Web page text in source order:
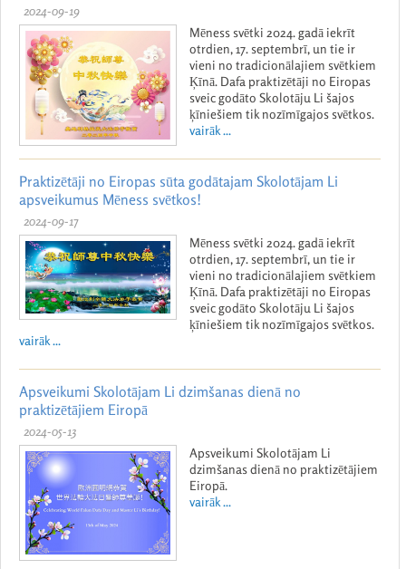
2024-09-19
Mēness svētki 2024. gadā iekrīt
otrdien, 17. septembrī, un tie ir
vieni no tradicionālajiem svētkiem
Ķīnā. Dafa praktizētāji no Eiropas
sveic godāto Skolotāju Li šajos
ķīniešiem tik nozīmīgajos svētkos.
vairāk ...
Praktizētāji no Eiropas sūta godātajam Skolotājam Li
apsveikumus Mēness svētkos!
2024-09-17
Mēness svētki 2024. gadā iekrīt
otrdien, 17. septembrī, un tie ir
vieni no tradicionālajiem svētkiem
Ķīnā. Dafa praktizētāji no Eiropas
sveic godāto Skolotāju Li šajos
ķīniešiem tik nozīmīgajos svētkos.
vairāk ...
Apsveikumi Skolotājam Li dzimšanas dienā no
praktizētājiem Eiropā
2024-05-13
Apsveikumi Skolotājam Li
dzimšanas dienā no praktizētājiem
Eiropā.
vairāk ...